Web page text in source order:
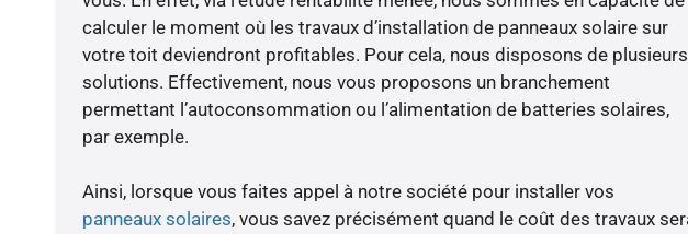
calculer le moment où les travaux d’installation de panneaux solaire sur
votre toit deviendront profitables. Pour cela, nous disposons de plusieurs
solutions. Effectivement, nous vous proposons un branchement
permettant l’autoconsommation ou l’alimentation de batteries solaires,
par exemple.
Ainsi, lorsque vous faites appel à notre société pour installer vos
panneaux solaires, vous savez précisément quand le coût des travaux